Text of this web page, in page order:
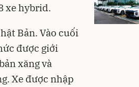
xe hybrid.
Bản. Vào cuối
được giới
xăng và
Xe được nhập